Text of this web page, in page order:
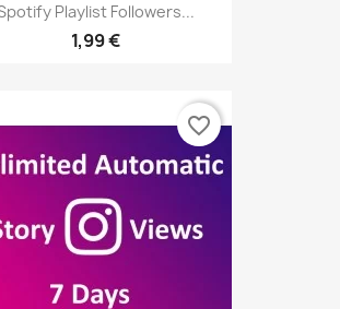
Playlist Followers...
1,99 €
favorite_border